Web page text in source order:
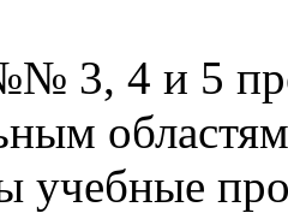
3, 4 и 5
учебные